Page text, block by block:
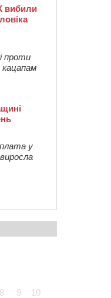
вибили
проти
кацапам
у
8 9 10